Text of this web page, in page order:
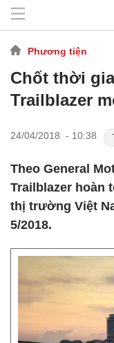
Phương tiện
Chốt thời
Trailblazer
24/04/2018 - 10:38
Theo General
Trailblazer hoàn
thị trường Việt
5/2018.